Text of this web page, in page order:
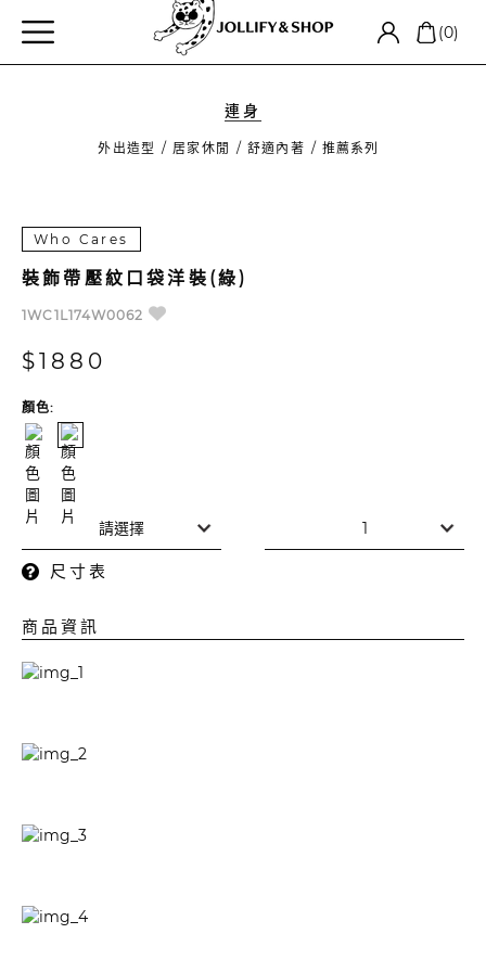
(0)
連身
外出造型 居家休閒 舒適內著 推薦系列
Who Cares
裝飾帶壓紋口袋洋裝(綠)
1WC1L174W0062
$1880
顏色:
尺寸表
商品資訊